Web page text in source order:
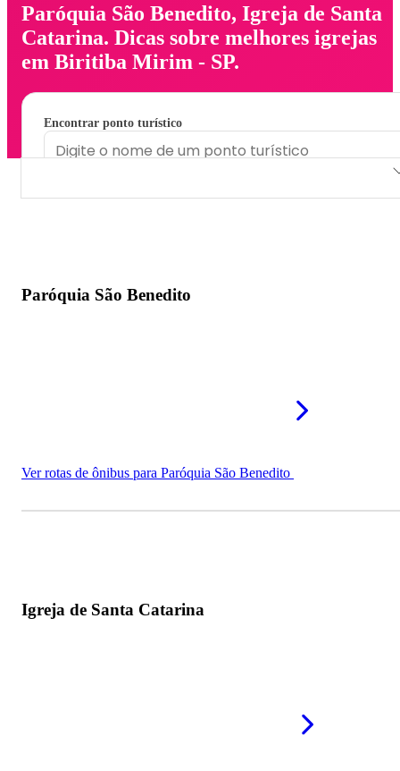
Paróquia São Benedito, Igreja de Santa
Catarina. Dicas sobre melhores igrejas
em Biritiba Mirim - SP.
Encontrar ponto turístico
Paróquia São Benedito
Ver rotas de ônibus para Paróquia São Benedito
Igreja de Santa Catarina